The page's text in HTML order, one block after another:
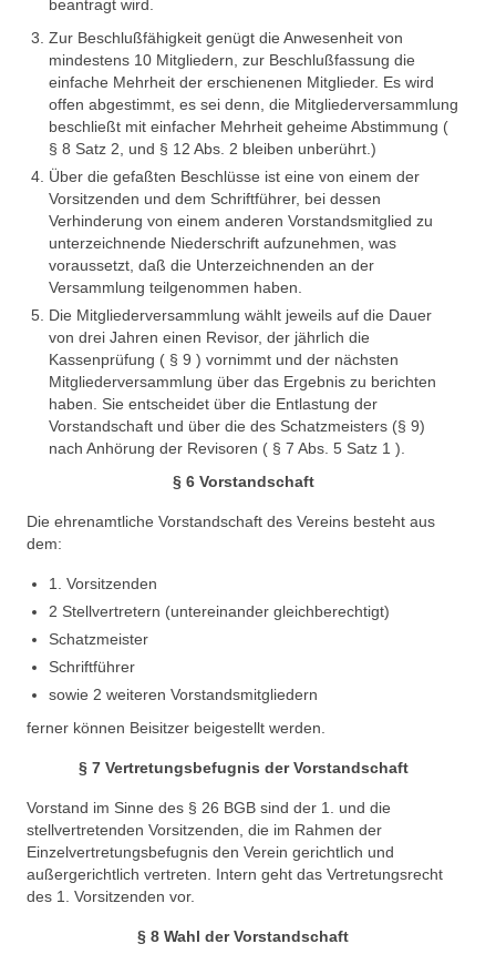
beantragt wird.
Zur Beschlußfähigkeit genügt die Anwesenheit von
mindestens 10 Mitgliedern, zur Beschlußfassung die
einfache Mehrheit der erschienenen Mitglieder. Es wird
offen abgestimmt, es sei denn, die Mitgliederversammlung
beschließt mit einfacher Mehrheit geheime Abstimmung (
§ 8 Satz 2, und § 12 Abs. 2 bleiben unberührt.)
Über die gefaßten Beschlüsse ist eine von einem der
Vorsitzenden und dem Schriftführer, bei dessen
Verhinderung von einem anderen Vorstandsmitglied zu
unterzeichnende Niederschrift aufzunehmen, was
voraussetzt, daß die Unterzeichnenden an der
Versammlung teilgenommen haben.
Die Mitgliederversammlung wählt jeweils auf die Dauer
von drei Jahren einen Revisor, der jährlich die
Kassenprüfung ( § 9 ) vornimmt und der nächsten
Mitgliederversammlung über das Ergebnis zu berichten
haben. Sie entscheidet über die Entlastung der
Vorstandschaft und über die des Schatzmeisters (§ 9)
nach Anhörung der Revisoren ( § 7 Abs. 5 Satz 1 ).
§ 6 Vorstandschaft
Die ehrenamtliche Vorstandschaft des Vereins besteht aus
dem:
1. Vorsitzenden
2 Stellvertretern (untereinander gleichberechtigt)
Schatzmeister
Schriftführer
sowie 2 weiteren Vorstandsmitgliedern
ferner können Beisitzer beigestellt werden.
§ 7 Vertretungsbefugnis der Vorstandschaft
Vorstand im Sinne des § 26 BGB sind der 1. und die
stellvertretenden Vorsitzenden, die im Rahmen der
Einzelvertretungsbefugnis den Verein gerichtlich und
außergerichtlich vertreten. Intern geht das Vertretungsrecht
des 1. Vorsitzenden vor.
§ 8 Wahl der Vorstandschaft